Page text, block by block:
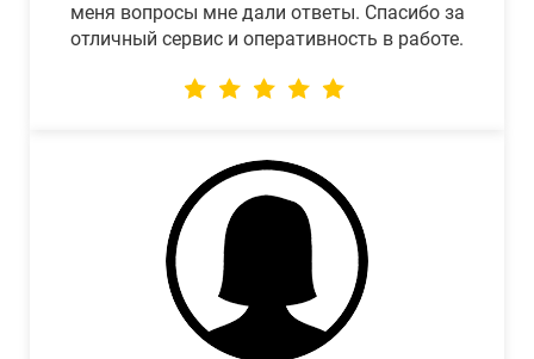
меня вопросы мне дали ответы. Спасибо за
отличный сервис и оперативность в работе.